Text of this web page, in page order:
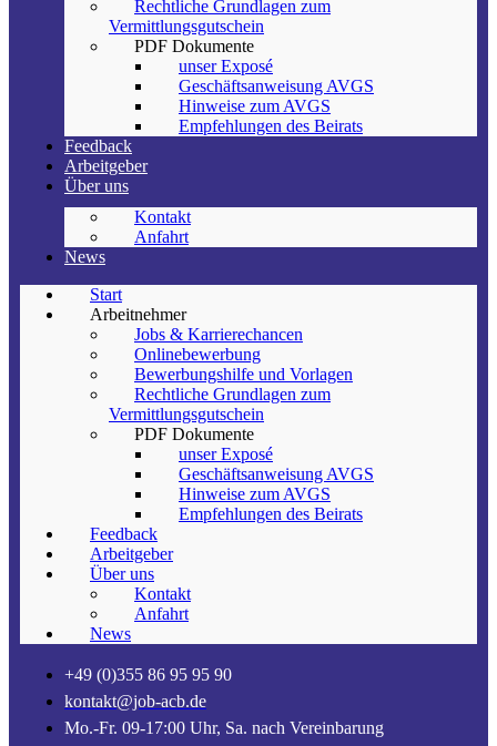
Rechtliche Grundlagen zum
Vermittlungsgutschein
PDF Dokumente
unser Exposé
Geschäftsanweisung AVGS
Hinweise zum AVGS
Empfehlungen des Beirats
Feedback
Arbeitgeber
Über uns
Kontakt
Anfahrt
News
Start
Arbeitnehmer
Jobs & Karrierechancen
Onlinebewerbung
Bewerbungshilfe und Vorlagen
Rechtliche Grundlagen zum
Vermittlungsgutschein
PDF Dokumente
unser Exposé
Geschäftsanweisung AVGS
Hinweise zum AVGS
Empfehlungen des Beirats
Feedback
Arbeitgeber
Über uns
Kontakt
Anfahrt
News
+49 (0)355 86 95 95 90
kontakt@job-acb.de
Mo.-Fr. 09-17:00 Uhr, Sa. nach Vereinbarung